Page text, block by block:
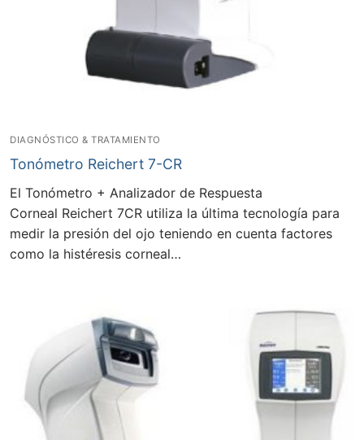
DIAGNÓSTICO & TRATAMIENTO
Tonómetro Reichert 7-CR
El Tonómetro + Analizador de Respuesta
Corneal Reichert 7CR utiliza la última tecnología para
medir la presión del ojo teniendo en cuenta factores
como la histéresis corneal…